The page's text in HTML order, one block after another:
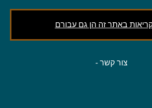
באתר זה הן גם עבורם
- צור קשר